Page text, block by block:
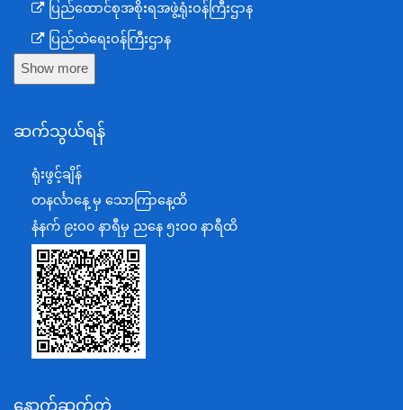
ပြည်ထောင်စုအစိုးရအဖွဲ့ရုံးဝန်ကြီးဌာန
ပြည်ထဲရေးဝန်ကြီးဌာန
ကာကွယ်ရေးဝန်ကြီးဌာန
စီမံကိန်း၊ဘဏ္ဍာရေးနှင့်စက်မှုဝန်ကြီးဌာန
ရင်းနှီးမြှုပ်နှံမှုနှင့် နိုင်ငံခြားစီးပွားဆက်သွယ်ရေးဝန်ကြီးဌာန
အပြည်ပြည်ဆိုင်ရာပူးပေါင်းဆောင်ရွက်ရေးဝန်ကြီးဌာန
ပြန်ကြားရေးဝန်ကြီးဌာန
သာသနာရေးနှင့် ယဉ်ကျေးမှုဝန်ကြီးဌာန
စိုက်ပျိုးရေး၊မွေးမြူရေးနှင့်ဆည်မြောင်းဝန်ကြီးဌာန
ပို့ဆောင်ရေးနှင့်ဆက်သွယ်ရေးဝန်ကြီးဌာန
သယံဇာတနှင့်ပတ်ဝန်းကျင်ထိန်းသိမ်းရေးဝန်ကြီးဌာန
အလုပ်သမား၊လူဝင်မှုကြီးကြပ်ရေးနှင့်ပြည်သူ့အင်အား
Show more
ဆက်သွယ်ရန်
ရုံးဖွင့်ချိန်
တနင်္လာနေ့ မှ သောကြာနေ့ထိ
နံနက် ၉းဝ၀ နာရီမှ ညနေ ၅းဝ၀ နာရီထိ
နောက်ဆက်တွဲ